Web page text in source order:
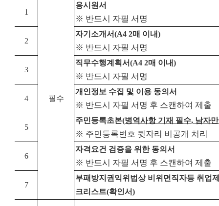
1
필수
응시원서
※ 반드시 자필 서명
2
자기소개서(A4 2매 이내)
※ 반드시 자필 서명
3
직무수행계획서(A4 2매 이내)
※ 반드시 자필 서명
4
개인정보 수집 및 이용 동의서
※ 반드시 자필 서명 후 스캔하여 제출
5
주민등록초본(병역사항 기재 필수, 남자
※ 주민등록번호 뒷자리 비공개 처리
6
자격요건 검증을 위한 동의서
※ 반드시 자필 서명 후 스캔하여 제출
7
부패방지권익위법상 비위면직자등 취업
크리스트(확인서)